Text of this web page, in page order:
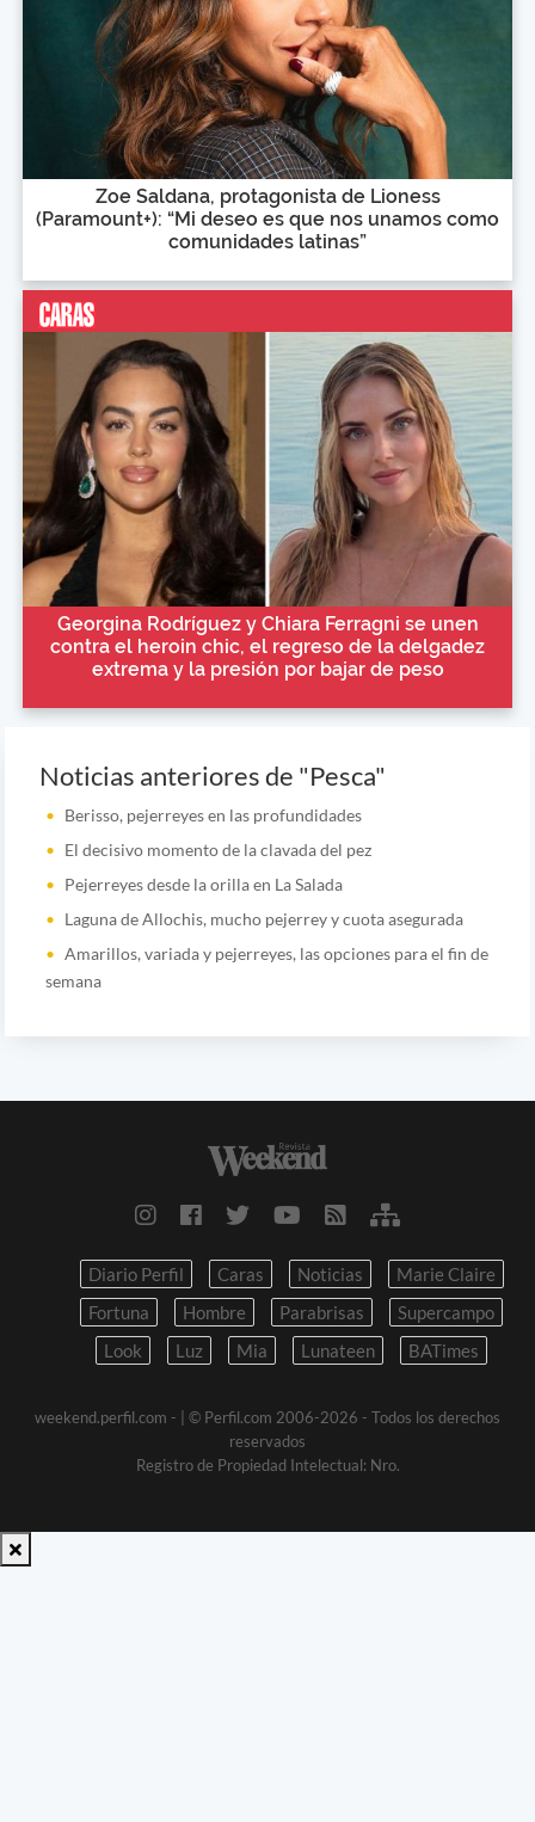
Zoe Saldana, protagonista de Lioness
(Paramount+): “Mi deseo es que nos unamos como
comunidades latinas”
Georgina Rodríguez y Chiara Ferragni se unen
contra el heroin chic, el regreso de la delgadez
extrema y la presión por bajar de peso
Noticias anteriores de "Pesca"
Berisso, pejerreyes en las profundidades
El decisivo momento de la clavada del pez
Pejerreyes desde la orilla en La Salada
Laguna de Allochis, mucho pejerrey y cuota asegurada
Amarillos, variada y pejerreyes, las opciones para el fin de
semana
Diario Perfil Caras Noticias
Marie Claire
Fortuna
Hombre Parabrisas
Supercampo
Look
Luz Mia Lunateen BATimes
weekend.perfil.com - | © Perfil.com 2006-2026 - Todos los derechos
reservados
Registro de Propiedad Intelectual: Nro.